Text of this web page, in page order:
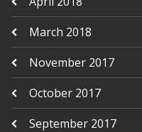
March 2018
November 2017
October 2017
September 2017